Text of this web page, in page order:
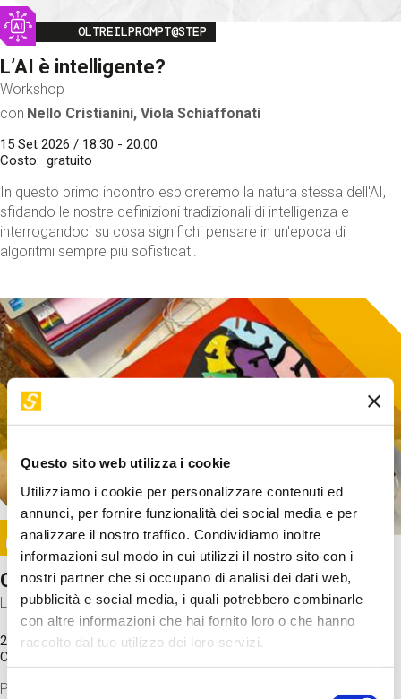
Questo sito web utilizza i cookie
Utilizziamo i cookie per personalizzare contenuti ed
annunci, per fornire funzionalità dei social media e per
analizzare il nostro traffico. Condividiamo inoltre
informazioni sul modo in cui utilizzi il nostro sito con i
nostri partner che si occupano di analisi dei dati web,
pubblicità e social media, i quali potrebbero combinarle
con altre informazioni che hai fornito loro o che hanno
raccolto dal tuo utilizzo dei loro servizi.
Selezione
Image
OLTREILPROMPT@STEP
L’AI è intelligente?
Workshop
con Nello Cristianini, Viola Schiaffonati
15 Set 2026 / 18:30 - 20:00
Costo
gratuito
In questo primo incontro esploreremo la natura stessa dell'AI,
sfidando le nostre definizioni tradizionali di intelligenza e
interrogandoci su cosa significhi pensare in un'epoca di
algoritmi sempre più sofisticati.
Image
SUNDAY@STEP
Come funziona il cervello?
Laboratorio
20 Set 2026 / 11:15 - 13:00
Costo
Proveremo a costruire un cervello in cartoncino cercando di